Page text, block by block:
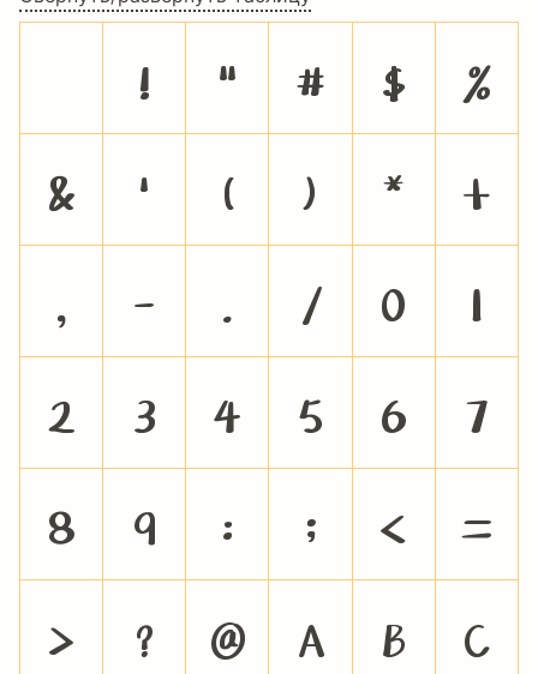
! " # $
%
&
' ( ) *
+
,
- . / 0
1
2
3 4 5 6
7
8
9 : ; <
=
>
? @ A B
C